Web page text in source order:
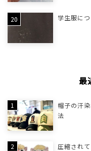
学生服に
最
帽子の汗
法
圧縮され